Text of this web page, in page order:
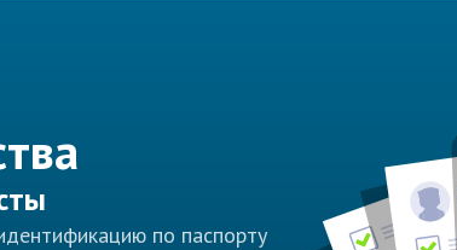
по паспорту